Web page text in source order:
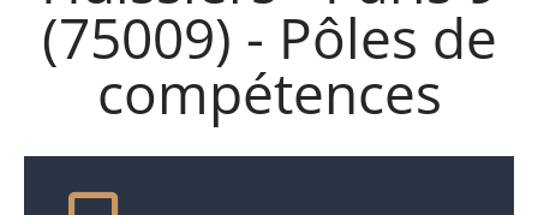
(75009) - Pôles de
compétences